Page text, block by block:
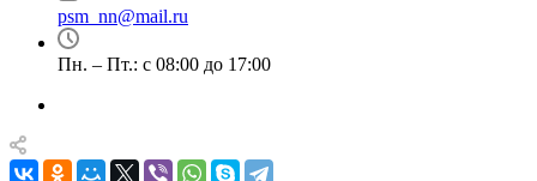
psm_nn@mail.ru
Пн. – Пт.: с 08:00 до 17:00